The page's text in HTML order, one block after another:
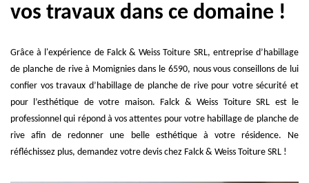
vos travaux dans ce domaine !
Grâce à l'expérience de Falck & Weiss Toiture SRL, entreprise d’habillage
de planche de rive à Momignies dans le 6590, nous vous conseillons de lui
confier vos travaux d’habillage de planche de rive pour votre sécurité et
pour l’esthétique de votre maison. Falck & Weiss Toiture SRL est le
professionnel qui répond à vos attentes pour votre habillage de planche de
rive afin de redonner une belle esthétique à votre résidence. Ne
réfléchissez plus, demandez votre devis chez Falck & Weiss Toiture SRL !